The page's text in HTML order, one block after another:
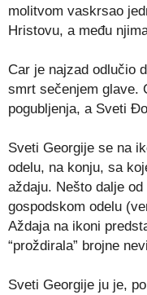
molitvom vaskrsao
Hristovu, a među
Car je najzad odlučio
smrt sečenjem glave.
pogubljenja, a Sveti
Sveti Georgije se na
odelu, na konju, sa
aždaju. Nešto dalje
gospodskom odelu
Aždaja na ikoni
“proždirala” brojne
Sveti Georgije ju je,